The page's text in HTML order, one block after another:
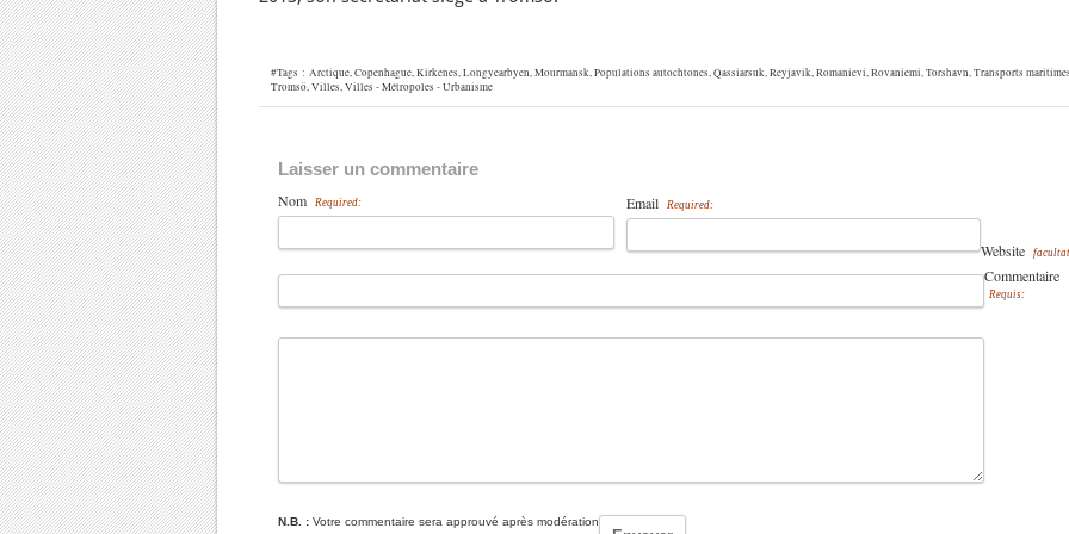
#Tags : Arctique,Copenhague,Kirkenes,Longyearbyen,Mourmansk,Populations autochtones,Qassiarsuk,Reyjavik,Romanievi,Rovaniemi,Torshavn,Transports maritimes
Tromsö,Villes,Villes - Métropoles - Urbanisme
Laisser un commentaire
Nom Required: Email Required:
Website
Commentaire
Requis:
N.B. : Votre commentaire sera approuvé après modération